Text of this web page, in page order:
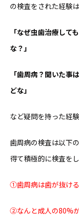
の検査をされた経験
「なぜ虫歯治療して
な？」
「歯周病？聞いた事
どな」
など疑問を持った経
歯周病の検査は以下
得て積極的に検査を
①歯周病は歯が抜け
②なんと成人の80%